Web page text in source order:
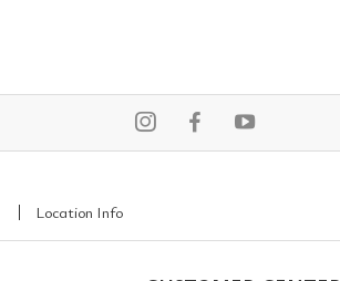
Location Info